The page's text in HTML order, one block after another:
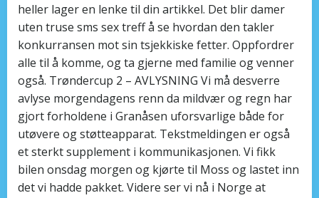
heller lager en lenke til din artikkel. Det blir damer
uten truse sms sex treff å se hvordan den takler
konkurransen mot sin tsjekkiske fetter. Oppfordrer
alle til å komme, og ta gjerne med familie og venner
også. Trøndercup 2 – AVLYSNING Vi må desverre
avlyse morgendagens renn da mildvær og regn har
gjort forholdene i Granåsen uforsvarlige både for
utøvere og støtteapparat. Tekstmeldingen er også
et sterkt supplement i kommunikasjonen. Vi fikk
bilen onsdag morgen og kjørte til Moss og lastet inn
det vi hadde pakket. Videre ser vi nå i Norge at